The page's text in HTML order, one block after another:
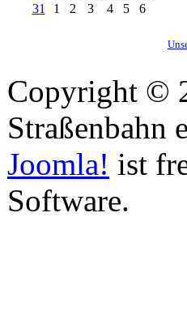
31
1 2 3 4 5 6
Copyright ©
Straßenbahn
Joomla! ist
Software.